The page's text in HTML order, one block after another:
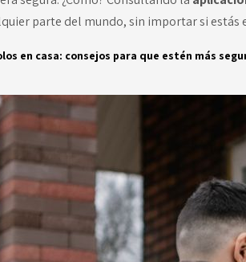
parte del mundo, sin importar si estás
en casa: consejos para que estén más